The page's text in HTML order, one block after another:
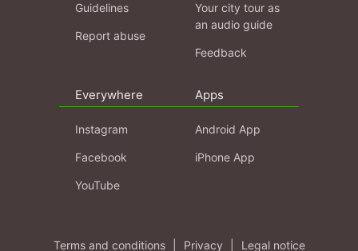
Guidelines
Report abuse
Your city tour as
an audio guide
Feedback
Everywhere
Instagram
Facebook
YouTube
Apps
Android App
iPhone App
Terms and conditions Privacy Legal notice